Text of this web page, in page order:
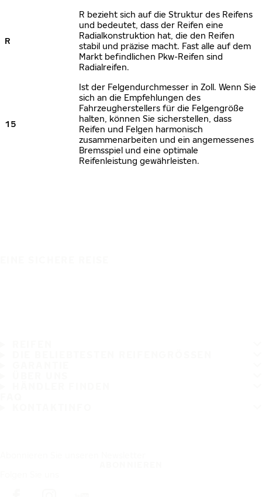
R
R bezieht sich auf die Struktur des Reifens
und bedeutet, dass der Reifen eine
Radialkonstruktion hat, die den Reifen
stabil und präzise macht. Fast alle auf dem
Markt befindlichen Pkw-Reifen sind
Radialreifen.
15
Ist der Felgendurchmesser in Zoll. Wenn Sie
sich an die Empfehlungen des
Fahrzeugherstellers für die Felgengröße
halten, können Sie sicherstellen, dass
Reifen und Felgen harmonisch
zusammenarbeiten und ein angemessenes
Bremsspiel und eine optimale
Reifenleistung gewährleisten.